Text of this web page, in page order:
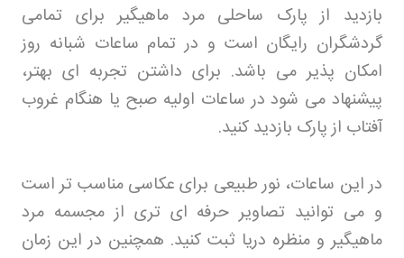
بازدید از پارک ساحلی مرد ماهیگیر برای تمامی
گردشگران رایگان است و در تمام ساعات شبانه روز
امکان پذیر می باشد. برای داشتن تجربه ای بهتر،
پیشنهاد می شود در ساعات اولیه صبح یا هنگام غروب
آفتاب از پارک بازدید کنید.
در این ساعات، نور طبیعی برای عکاسی مناسب تر است
و می توانید تصاویر حرفه ای تری از مجسمه مرد
ماهیگیر و منظره دریا ثبت کنید. همچنین در این زمان